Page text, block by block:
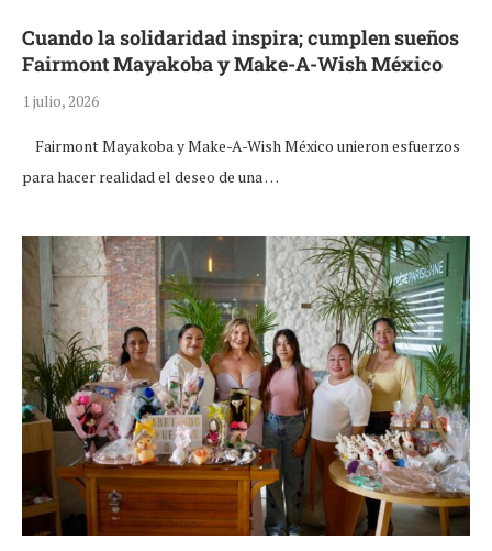
Cuando la solidaridad inspira; cumplen sueños
Fairmont Mayakoba y Make-A-Wish México
1 julio, 2026
Fairmont Mayakoba y Make-A-Wish México unieron esfuerzos
para hacer realidad el deseo de una …